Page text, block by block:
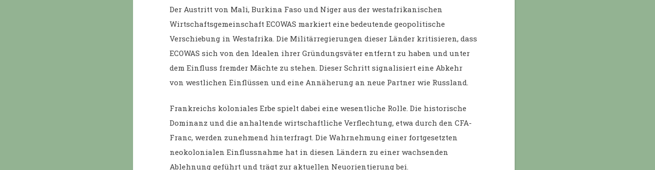
Der Austritt von Mali, Burkina Faso und Niger aus der westafrikanischen
Wirtschaftsgemeinschaft ECOWAS markiert eine bedeutende geopolitische
Verschiebung in Westafrika. Die Militärregierungen dieser Länder kritisieren, dass
ECOWAS sich von den Idealen ihrer Gründungsväter entfernt zu haben und unter
dem Einfluss fremder Mächte zu stehen. Dieser Schritt signalisiert eine Abkehr
von westlichen Einflüssen und eine Annäherung an neue Partner wie Russland.
Frankreichs koloniales Erbe spielt dabei eine wesentliche Rolle. Die historische
Dominanz und die anhaltende wirtschaftliche Verflechtung, etwa durch den CFA-
Franc, werden zunehmend hinterfragt. Die Wahrnehmung einer fortgesetzten
neokolonialen Einflussnahme hat in diesen Ländern zu einer wachsenden
Ablehnung geführt und trägt zur aktuellen Neuorientierung bei.